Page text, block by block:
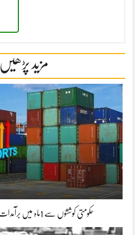
مزید پڑھیں
حکومتی کوششوں سے 1ماہ میں برآمدات 31فیصد بڑھ گئیں